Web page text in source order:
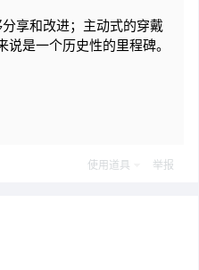
享和改进；主动式的穿戴
是一个历史性的里程碑。
使用道具 举报